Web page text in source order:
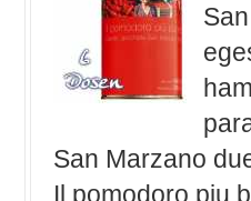
San Marzano
Il pomodoro piu